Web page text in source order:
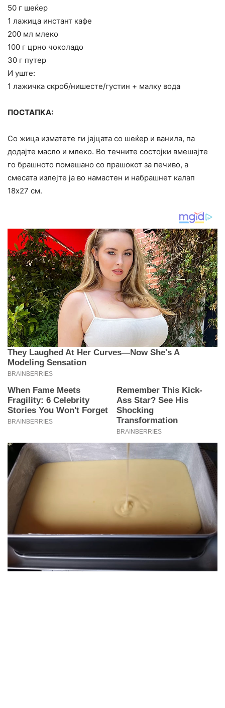
50 г шеќер
1 лажица инстант кафе
200 мл млеко
100 г црно чоколадо
30 г путер
И уште:
1 лажичка скроб/нишесте/густин + малку вода
ПОСТАПКА:
Со жица изматете ги јајцата со шеќер и ванила, па
додајте масло и млеко. Во течните состојки вмешајте
го брашното помешано со прашокот за печиво, а
смесата излејте ја во намастен и набрашнет калап
18х27 см.